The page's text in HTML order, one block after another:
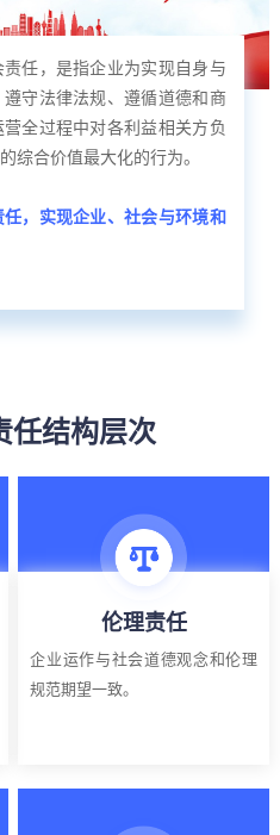
任，是指企业为实现自身与
守法律法规、遵循道德和商
全过程中对各利益相关方负
综合价值最大化的行为。
，实现企业、社会与环境和
任结构层次
伦理责任
企业运作与社会道德观念和伦理
规范期望一致。